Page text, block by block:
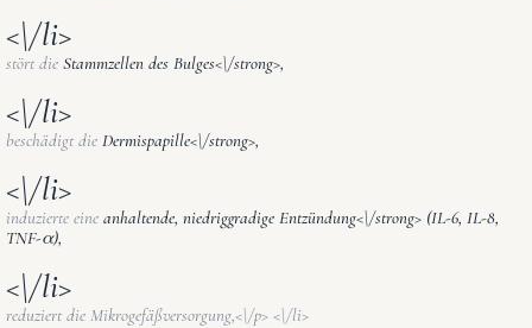
<\/li>
stört die Stammzellen des Bulges<\/strong>,
<\/li>
beschädigt die Dermispapille<\/strong>,
<\/li>
induzierte eine anhaltende, niedriggradige Entzündung<\/strong> (IL-6, IL-8,
TNF-α),
<\/li>
reduziert die Mikrogefäßversorgung,<\/p> <\/li>